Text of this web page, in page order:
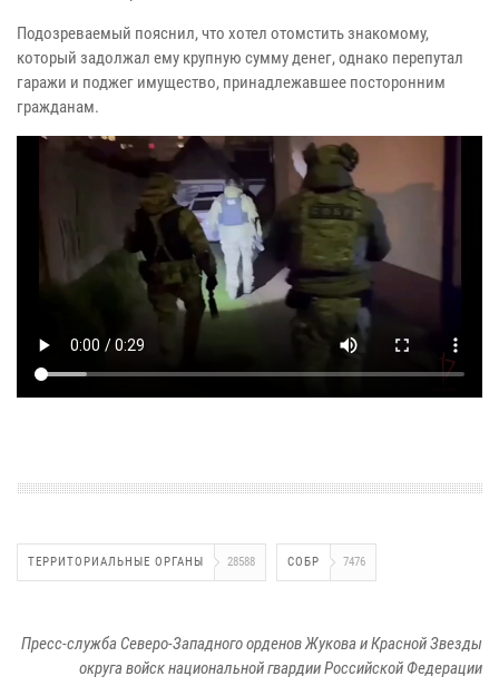
Подозреваемый пояснил, что хотел отомстить знакомому,
который задолжал ему крупную сумму денег, однако перепутал
гаражи и поджег имущество, принадлежавшее посторонним
гражданам.
ТЕРРИТОРИАЛЬНЫЕ ОРГАНЫ 28588 СОБР 7476
Пресс-служба Северо-Западного орденов Жукова и Красной Звезды
округа войск национальной гвардии Российской Федерации